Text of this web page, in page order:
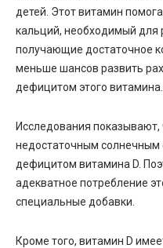
детей. Этот витамин
кальций, необходимый для
получающие достаточное
меньше шансов развить
дефицитом этого витамина.
Исследования показывают,
недостаточным солнечным
дефицитом витамина D.
адекватное потребление
специальные добавки.
Кроме того, витамин D